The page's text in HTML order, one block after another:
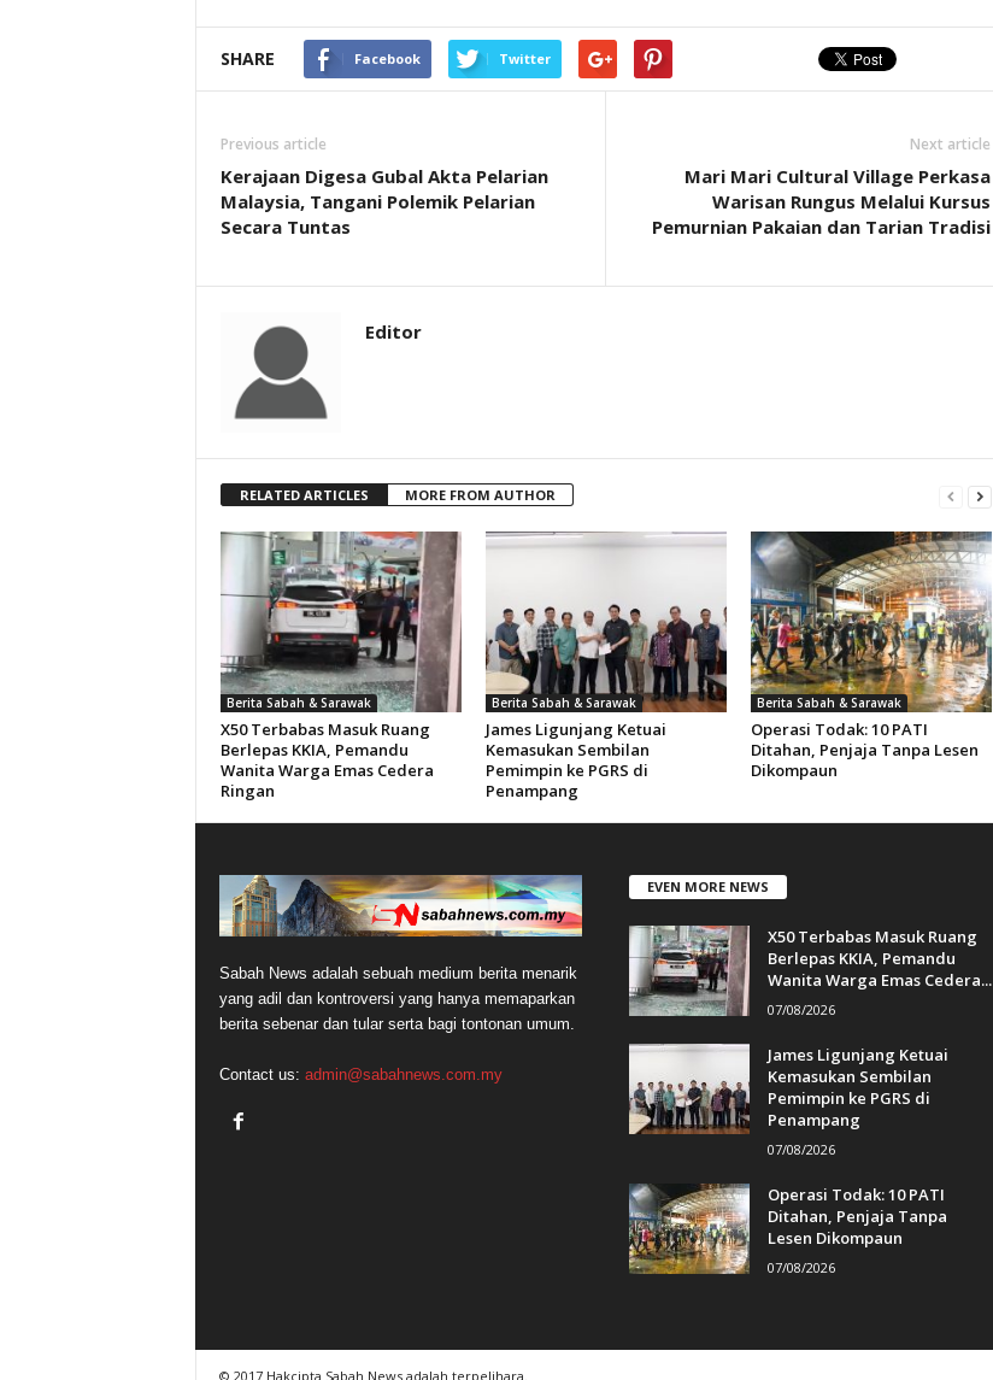
SHARE Facebook Twitter
Previous article
Kerajaan Digesa Gubal Akta Pelarian
Malaysia, Tangani Polemik Pelarian
Secara Tuntas
Next article
Mari Mari Cultural Village Perkasa
Warisan Rungus Melalui Kursus
Pemurnian Pakaian dan Tarian Tradisi
Editor
RELATED ARTICLES MORE FROM AUTHOR
Berita Sabah & Sarawak
X50 Terbabas Masuk Ruang
Berlepas KKIA, Pemandu
Wanita Warga Emas Cedera
Ringan
Berita Sabah & Sarawak
James Ligunjang Ketuai
Kemasukan Sembilan
Pemimpin ke PGRS di
Penampang
Berita Sabah & Sarawak
Operasi Todak: 10 PATI
Ditahan, Penjaja Tanpa Lesen
Dikompaun
Sabah News adalah sebuah medium berita menarik
yang adil dan kontroversi yang hanya memaparkan
berita sebenar dan tular serta bagi tontonan umum.
Contact us: admin@sabahnews.com.my
EVEN MORE NEWS
X50 Terbabas Masuk Ruang
Berlepas KKIA, Pemandu
Wanita Warga Emas Cedera...
07/08/2026
James Ligunjang Ketuai
Kemasukan Sembilan
Pemimpin ke PGRS di
Penampang
07/08/2026
Operasi Todak: 10 PATI
Ditahan, Penjaja Tanpa
Lesen Dikompaun
07/08/2026
© 2017 Hakcipta Sabah News adalah terpelihara.